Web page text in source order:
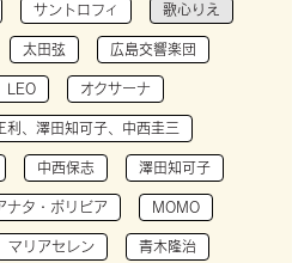
サントロフィ 歌心りえ
太田弦 広島交響楽団
LEO オクサーナ
利、澤田知可子、中西圭三
中西保志 澤田知可子
ナタ・ボリビア MOMO
マリアセレン 青木隆治